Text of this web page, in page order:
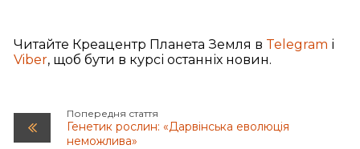
Читайте Креацентр Планета Земля в Telegram і
Viber, щоб бути в курсі останніх новин.
Попередня стаття
Генетик рослин: «Дарвінська еволюція
неможлива»